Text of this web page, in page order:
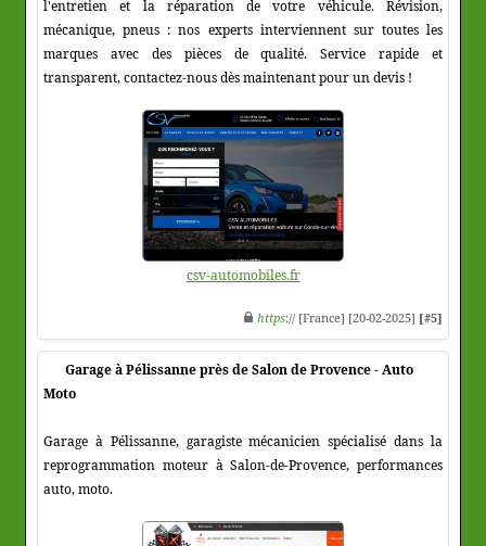
l'entretien et la réparation de votre véhicule. Révision,
mécanique, pneus : nos experts interviennent sur toutes les
marques avec des pièces de qualité. Service rapide et
transparent, contactez-nous dès maintenant pour un devis !
csv-automobiles.fr
https:// [France] [20-02-2025] [#5]
Garage à Pélissanne près de Salon de Provence - Auto
Moto
Garage à Pélissanne, garagiste mécanicien spécialisé dans la
reprogrammation moteur à Salon-de-Provence, performances
auto, moto.